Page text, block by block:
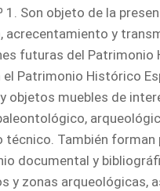
1. Son objeto de la
acrecentamiento y
futuras del Patrimonio
el Patrimonio Histórico
objetos muebles de
técnico. También forman
documental y
y zonas arqueológicas,